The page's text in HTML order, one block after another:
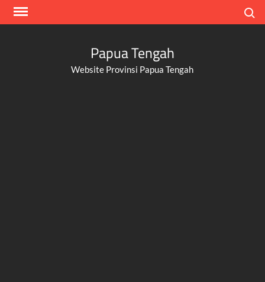
Skip
Papua Tengah
Website Provinsi Papua Tengah